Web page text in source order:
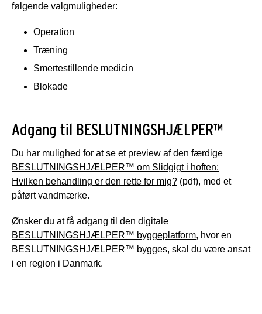
følgende valgmuligheder:
Operation
Træning
Smertestillende medicin
Blokade
Adgang til BESLUTNINGSHJÆLPER™
Du har mulighed for at se et preview af den færdige
BESLUTNINGSHJÆLPER™ om Slidgigt i hoften:
Hvilken behandling er den rette for mig? (pdf), med et
påført vandmærke.
Ønsker du at få adgang til den digitale
BESLUTNINGSHJÆLPER™ byggeplatform, hvor en
BESLUTNINGSHJÆLPER™ bygges, skal du være ansat
i en region i Danmark.